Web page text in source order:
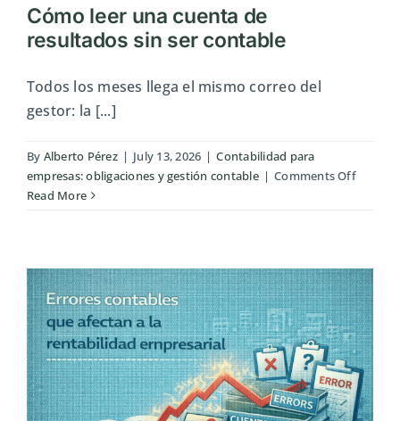
Cómo leer una cuenta de
resultados sin ser contable
Todos los meses llega el mismo correo del
gestor: la [...]
By Alberto Pérez | July 13, 2026 | Contabilidad para
empresas: obligaciones y gestión contable | Comments Offon
de
sin
ser
Read More